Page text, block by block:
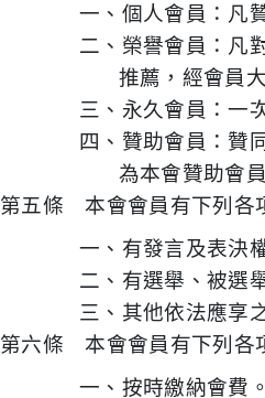
一、個人會員： 凡
二、榮譽會員：凡
推薦，經會員
三、永久會員：一
四、贊助會員：贊
為本會贊助會
第五條 本會會員有下列各
一、有發言及表決
二、有選舉、被選
三、其他依法應享
第六條 本會會員有下列各
一、按時繳納會費。